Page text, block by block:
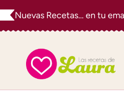
Saltar
al
Nuevas Recetas… en tu